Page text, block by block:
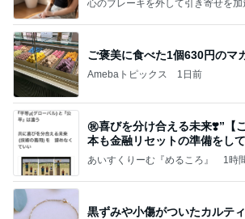
心のブレーキを外して引き寄せを加
ご褒美に食べた1個630円のマ
Amebaトピックス 1日前
㊗️喜びを分け合える未来❣️”【
本も⾦融リセットの準備をし
あいすくりーむ『めるころ』 1時
黒ずみや小傷がついたカルテ